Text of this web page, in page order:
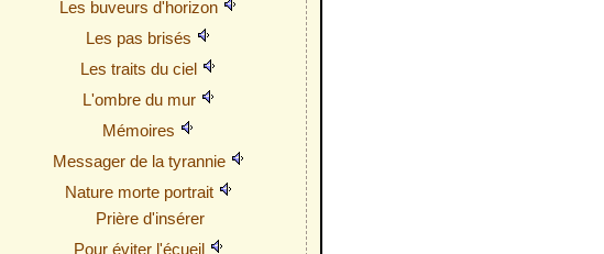
Les buveurs d'horizon
Les pas brisés
Les traits du ciel
L'ombre du mur
Mémoires
Messager de la tyrannie
Nature morte portrait
Prière d'insérer
Pour éviter l'écueil